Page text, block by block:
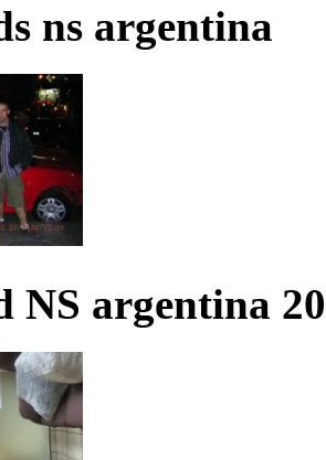
ns argentina
NS argentina